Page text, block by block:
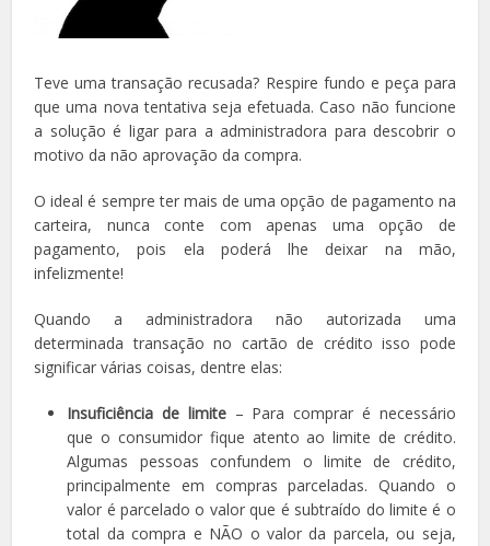
Teve uma transação recusada? Respire fundo e peça para
que uma nova tentativa seja efetuada. Caso não funcione
a solução é ligar para a administradora para descobrir o
motivo da não aprovação da compra.
O ideal é sempre ter mais de uma opção de pagamento na
carteira, nunca conte com apenas uma opção de
pagamento, pois ela poderá lhe deixar na mão,
infelizmente!
Quando a administradora não autorizada uma
determinada transação no cartão de crédito isso pode
significar várias coisas, dentre elas:
Insuficiência de limite– Para comprar é necessário
que o consumidor fique atento ao limite de crédito.
Algumas pessoas confundem o limite de crédito,
principalmente em compras parceladas. Quando o
valor é parcelado o valor que é subtraído do limite é o
total da compra e NÃO o valor da parcela, ou seja,